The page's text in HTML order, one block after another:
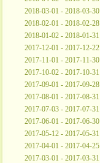
2018-03-01 - 2018-03-30
2018-02-01 - 2018-02-28
2018-01-02 - 2018-01-31
2017-12-01 - 2017-12-22
2017-11-01 - 2017-11-30
2017-10-02 - 2017-10-31
2017-09-01 - 2017-09-28
2017-08-01 - 2017-08-31
2017-07-03 - 2017-07-31
2017-06-01 - 2017-06-30
2017-05-12 - 2017-05-31
2017-04-01 - 2017-04-25
2017-03-01 - 2017-03-31